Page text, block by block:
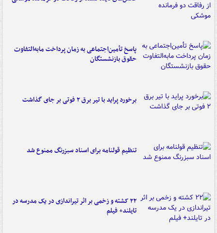
پاسخ تأمین‌اجتماعی به زمان پرداخت مابه‌التفاوت
حقوق بازنشستگان
برخورد پراید با تیر برق ۲ فوتی بر جای گذاشت
تنظیم قولنامه برای اسناد سبزرنگ ممنوع شد
۲۲ کشته و زخمی بر اثر تیراندازی در یک مدرسه در
تایلند+ فیلم